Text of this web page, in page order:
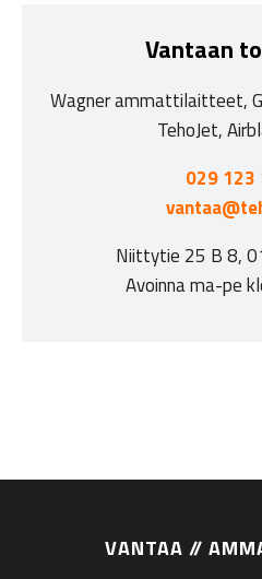
Vantaan
Wagner ammattilaitteet,
TehoJet,
029 123
Niittytie 25 B 8,
Avoinna ma-pe
VANTAA //